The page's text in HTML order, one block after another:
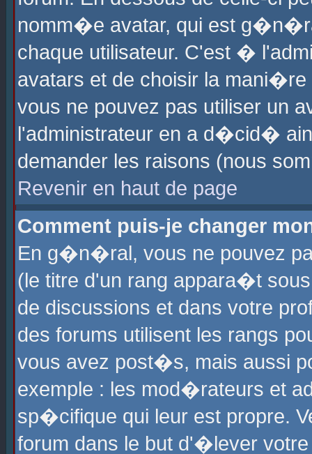
nomm�e avatar, qui est
chaque utilisateur. C'est �
avatars et de choisir la
vous ne pouvez pas utiliser un
l'administrateur en a d�cid�
demander les raisons (nous
Revenir en haut de page
Comment puis-je changer
En g�n�ral, vous ne pouvez
(le titre d'un rang appara�t
de discussions et dans votre
des forums utilisent les rangs
vous avez post�s, mais aussi
exemple : les mod�rateurs et
sp�cifique qui leur est propre.
forum dans le but d'�lever